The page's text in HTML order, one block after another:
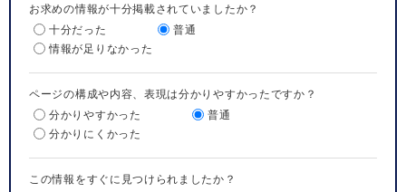
お求めの情報が十分掲載されていましたか？
十分だった
普通
情報が足りなかった
ページの構成や内容、表現は分かりやすかったですか？
分かりやすかった
普通
分かりにくかった
この情報をすぐに見つけられましたか？